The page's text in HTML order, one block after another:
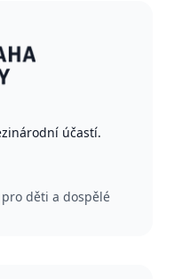
účastí.
děti a dospělé